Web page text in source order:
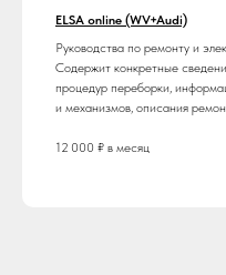
ELSA online (WV+Audi)
Руководства по ремонту и
Содержит конкретные
процедур переборки,
и механизмов, описания
12 000 ₽ в месяц